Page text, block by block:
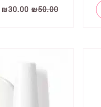
₪50.00
המחיר
המקורי
₪30.00